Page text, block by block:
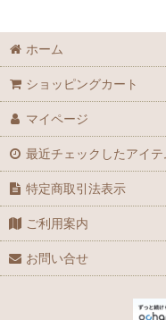
ホーム
ショッピングカート
マイページ
最近チェックしたアイテ
特定商取引法表示
ご利用案内
お問い合せ